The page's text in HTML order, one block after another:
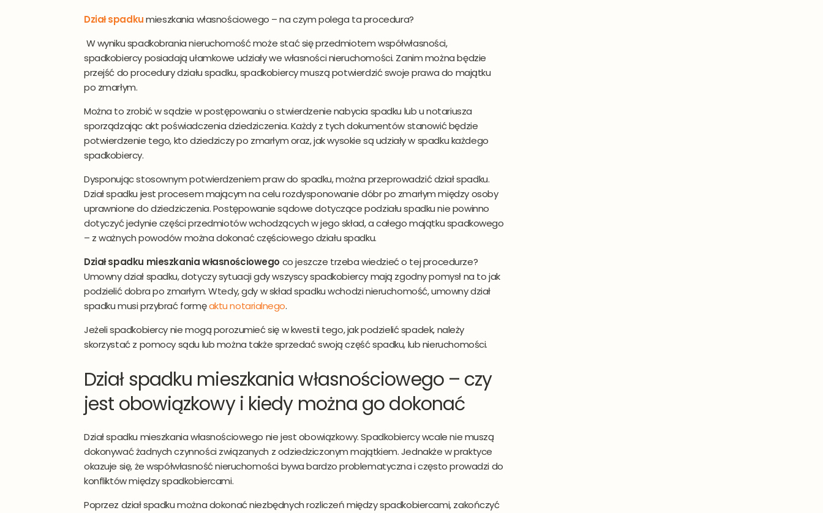
Dział spadkumieszkania własnościowego – na czym polega ta procedura?
W wyniku spadkobrania nieruchomość może stać się przedmiotem współwłasności,
spadkobiercy posiadają ułamkowe udziały we własności nieruchomości. Zanim można będzie
przejść do procedury działu spadku, spadkobiercy muszą potwierdzić swoje prawa do majątku
po zmarłym.
Można to zrobić w sądzie w postępowaniu o stwierdzenie nabycia spadku lub u notariusza
sporządzając akt poświadczenia dziedziczenia. Każdy z tych dokumentów stanowić będzie
potwierdzenie tego, kto dziedziczy po zmarłym oraz, jak wysokie są udziały w spadku każdego
spadkobiercy.
Dysponując stosownym potwierdzeniem praw do spadku, można przeprowadzić dział spadku.
Dział spadku jest procesem mającym na celu rozdysponowanie dóbr po zmarłym między osoby
uprawnione do dziedziczenia. Postępowanie sądowe dotyczące podziału spadku nie powinno
dotyczyć jedynie części przedmiotów wchodzących w jego skład, a całego majątku spadkowego
– z ważnych powodów można dokonać częściowego działu spadku.
Dział spadku mieszkania własnościowego co jeszcze trzeba wiedzieć o tej procedurze?
Umowny dział spadku, dotyczy sytuacji gdy wszyscy spadkobiercy mają zgodny pomysł na to jak
podzielić dobra po zmarłym. Wtedy, gdy w skład spadku wchodzi nieruchomość, umowny dział
spadku musi przybrać formęaktu notarialnego.
Jeżeli spadkobiercy nie mogą porozumieć się w kwestii tego, jak podzielić spadek, należy
skorzystać z pomocy sądu lub można także sprzedać swoją część spadku, lub nieruchomości.
Dział spadku mieszkania własnościowego – czy
jest obowiązkowy i kiedy można go dokonać
Dział spadku mieszkania własnościowego nie jest obowiązkowy. Spadkobiercy wcale nie muszą
dokonywać żadnych czynności związanych z odziedziczonym majątkiem. Jednakże w praktyce
okazuje się, że współwłasność nieruchomości bywa bardzo problematyczna i często prowadzi do
konfliktów między spadkobiercami.
Poprzez dział spadku można dokonać niezbędnych rozliczeń między spadkobiercami, zakończyć